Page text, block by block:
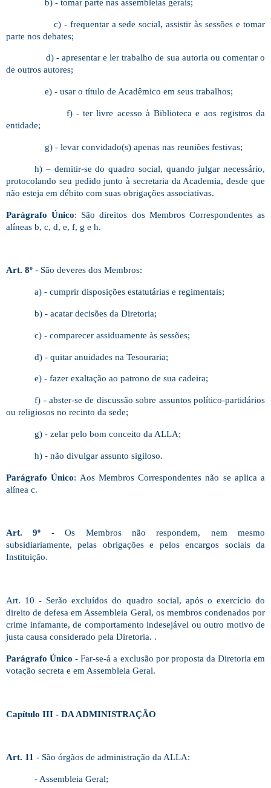
b) - tomar parte nas assembleias gerais;
c) - frequentar a sede social, assistir às sessões e tomar
parte nos debates;
d) - apresentar e ler trabalho de sua autoria ou comentar o
de outros autores;
e) - usar o título de Acadêmico em seus trabalhos;
f) - ter livre acesso à Biblioteca e aos registros da
entidade;
g) - levar convidado(s) apenas nas reuniões festivas;
h) – demitir-se do quadro social, quando julgar necessário,
protocolando seu pedido junto à secretaria da Academia, desde que
não esteja em débito com suas obrigações associativas.
Parágrafo Único: São direitos dos Membros Correspondentes as
alíneas b, c, d, e, f, g e h.
Art. 8º - São deveres dos Membros:
a) - cumprir disposições estatutárias e regimentais;
b) - acatar decisões da Diretoria;
c) - comparecer assiduamente às sessões;
d) - quitar anuidades na Tesouraria;
e) - fazer exaltação ao patrono de sua cadeira;
f) - abster-se de discussão sobre assuntos político-partidários
ou religiosos no recinto da sede;
g) - zelar pelo bom conceito da ALLA;
h) - não divulgar assunto sigiloso.
Parágrafo Único: Aos Membros Correspondentes não se aplica a
alínea c.
Art. 9º - Os Membros não respondem, nem mesmo
subsidiariamente, pelas obrigações e pelos encargos sociais da
Instituição.
Art. 10 - Serão excluídos do quadro social, após o exercício do
direito de defesa em Assembleia Geral, os membros condenados por
crime infamante, de comportamento indesejável ou outro motivo de
justa causa considerado pela Diretoria. .
Parágrafo Único - Far-se-á a exclusão por proposta da Diretoria em
votação secreta e em Assembleia Geral.
Capítulo III - DA ADMINISTRAÇÃO
Art. 11 - São órgãos de administração da ALLA:
- Assembleia Geral;